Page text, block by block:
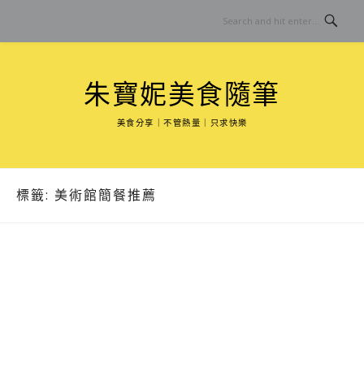
content
朱寶妮美食隨筆
美食分享｜不管熱量｜只求快樂
標籤: 美術館簡餐推薦